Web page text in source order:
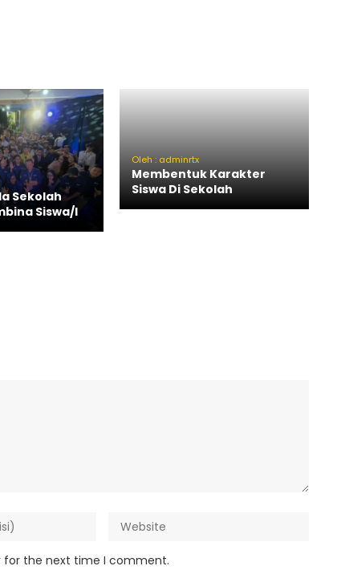
Sekolah
Siswa/I
Oleh : adminrtx
Membentuk Karakter
Siswa Di Sekolah
for the next time I comment.